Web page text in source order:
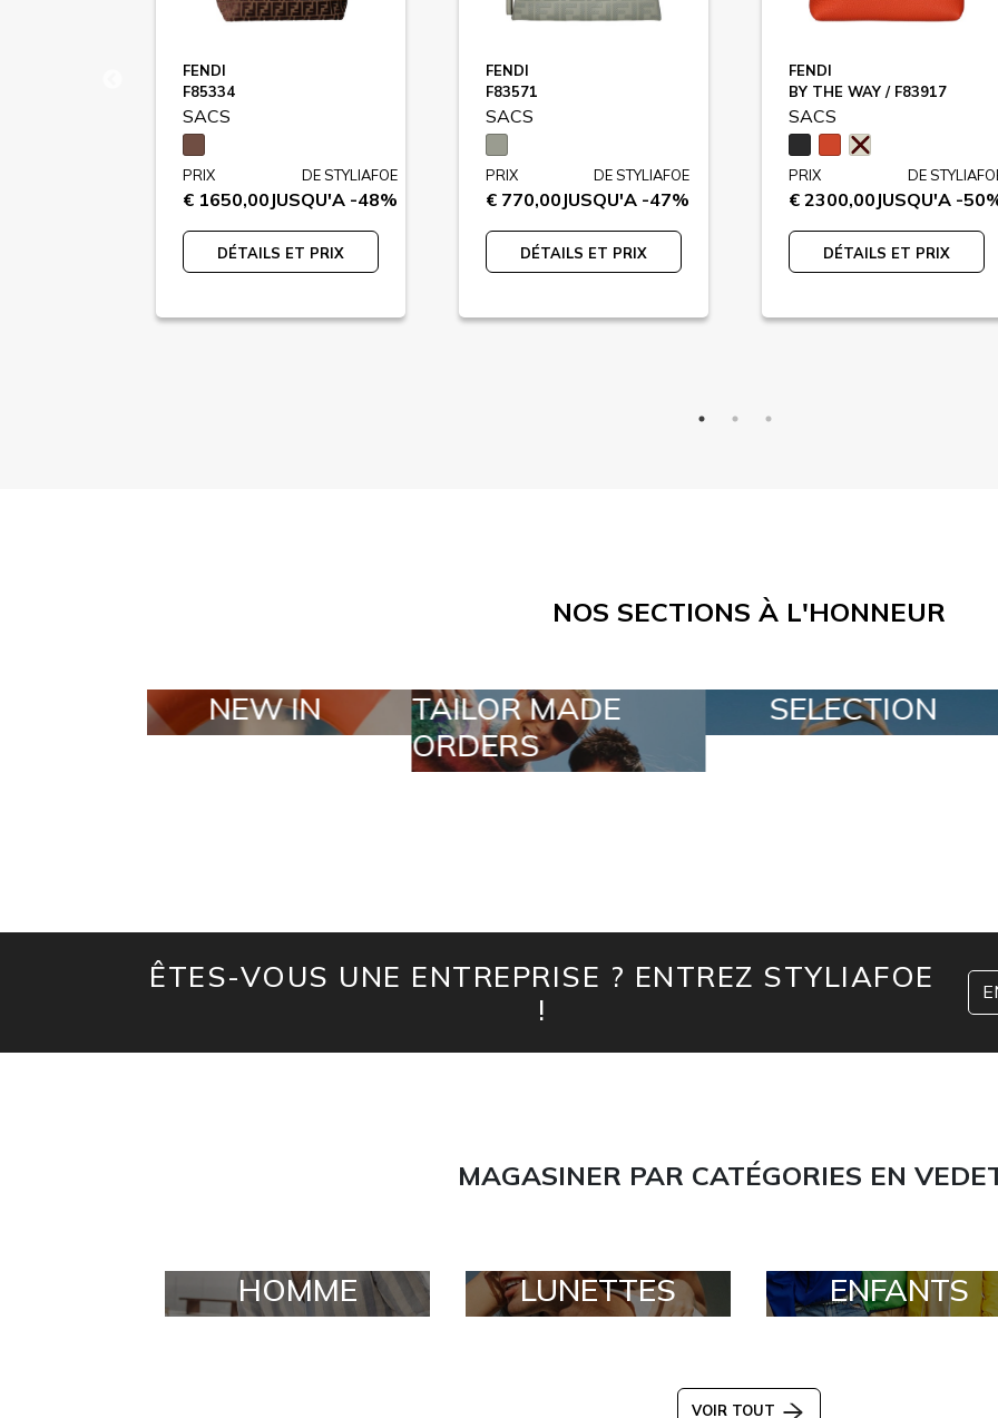
FENDI
F85334
SACS
PRIX
€ 1650,00
DE STYLIAFOE
JUSQU'A -48%
DÉTAILS ET PRIX
FENDI
F83571
SACS
PRIX
€ 770,00
DE STYLIAFOE
JUSQU'A -47%
DÉTAILS ET PRIX
FENDI
BY THE WAY / F83917
SACS
PRIX
€ 2300,00
DE
JUSQU'A -
DÉTAILS ET PRIX
NOS SECTIONS À L'HONNEUR
TAILOR MADE
ORDERS
SELECTION SPECIAL LOTS
ÊTES-VOUS UNE ENTREPRISE ? ENTREZ STYLIAFOE
!
MAGASINER PAR CATÉGORIES EN
HOMME LUNETTES ENFANTS
VOIR TOUT